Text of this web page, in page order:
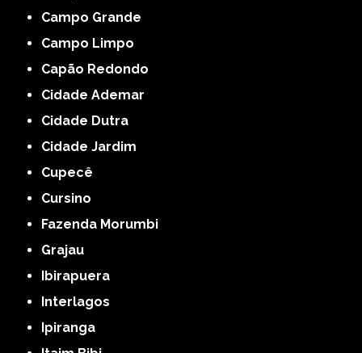
Campo Grande
Campo Limpo
Capão Redondo
Cidade Ademar
Cidade Dutra
Cidade Jardim
Cupecê
Cursino
Fazenda Morumbi
Grajau
Ibirapuera
Interlagos
Ipiranga